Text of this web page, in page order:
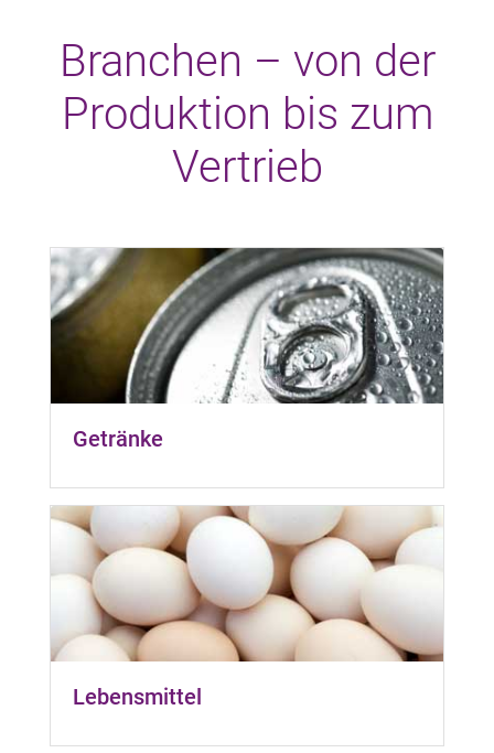
Branchen – von der
Produktion bis zum
Vertrieb
Getränke
Lebensmittel